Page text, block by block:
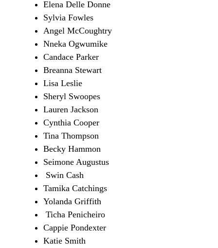
Elena Delle Donne
Sylvia Fowles
Angel McCoughtry
Nneka Ogwumike
Candace Parker
Breanna Stewart
Lisa Leslie
Sheryl Swoopes
Lauren Jackson
Cynthia Cooper
Tina Thompson
Becky Hammon
Seimone Augustus
Swin Cash
Tamika Catchings
Yolanda Griffith
Ticha Penicheiro
Cappie Pondexter
Katie Smith